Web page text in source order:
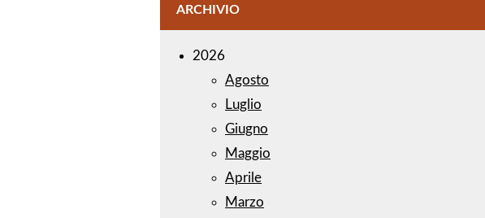
ARCHIVIO
2026
Agosto
Luglio
Giugno
Maggio
Aprile
Marzo